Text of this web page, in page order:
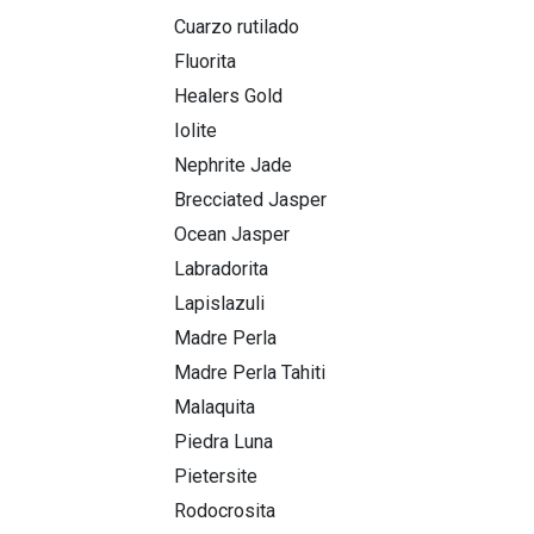
Cuarzo rutilado
Fluorita
Healers Gold
Iolite
Nephrite Jade
Brecciated Jasper
Ocean Jasper
Labradorita
Lapislazuli
Madre Perla
Madre Perla Tahiti
Malaquita
Piedra Luna
Pietersite
Rodocrosita